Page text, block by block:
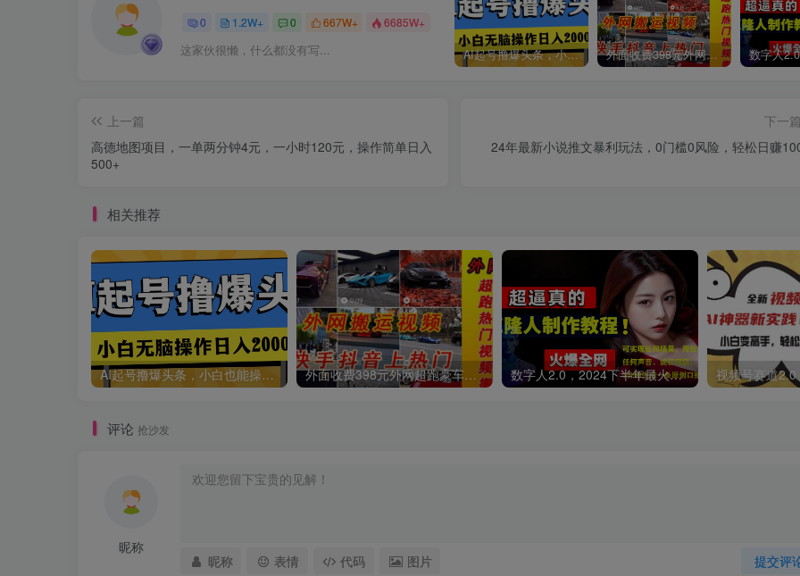
0 1.2W+ 0 667W+ 6685W+
这家伙很懒，什么都没有写... AI起号撸爆头条，小白也能操作，日入2000+ 外面收费398元外网超跑豪车汽车视频搬运至快手抖音上热门项目
上一篇
高德地图项目，一单两分钟4元，一小时120元，操作简单日入
500+
下一
24年最新小说推文暴利玩法，0门槛0风险，轻松日赚
相关推荐
AI起号撸爆头条，小白也能操作，日入2000+ 外面收费398元外网超跑豪车汽车视频搬运至快手抖音上热门项目 数字人2.0，2024下半年最火项目，无限免费生成视频，可实现任何场景，用任何形象，任何声音，说任何话，5分钟生成一条原创口播视频。
评论 抢沙发
昵称
提交评
昵称 表情 代码 图片